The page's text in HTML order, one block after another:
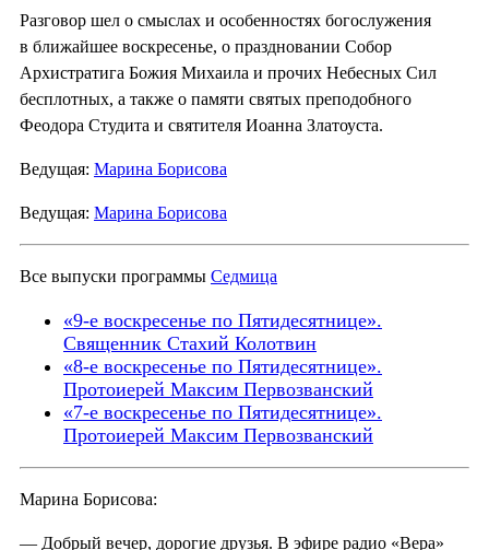
Разговор шел о смыслах и особенностях богослужения
в ближайшее воскресенье, о праздновании Собор
Архистратига Божия Михаила и прочих Небесных Сил
бесплотных, а также о памяти святых преподобного
Феодора Студита и святителя Иоанна Златоуста.
Ведущая: Марина Борисова
Ведущая: Марина Борисова
Все выпуски программы Седмица
«9-е воскресенье по Пятидесятнице».
Священник Стахий Колотвин
«8-е воскресенье по Пятидесятнице».
Протоиерей Максим Первозванский
«7-е воскресенье по Пятидесятнице».
Протоиерей Максим Первозванский
Марина Борисова:
— Добрый вечер, дорогие друзья. В эфире радио «Вера»